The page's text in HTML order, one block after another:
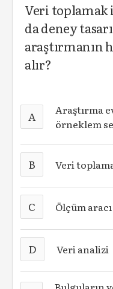
Veri toplamak
da deney
araştırmanın
alır?
A
Araştırma
örneklem
B Veri
C Ölçüm
D Veri analizi